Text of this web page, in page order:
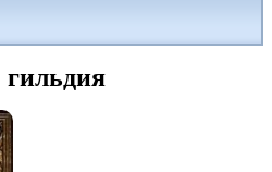
гильдия